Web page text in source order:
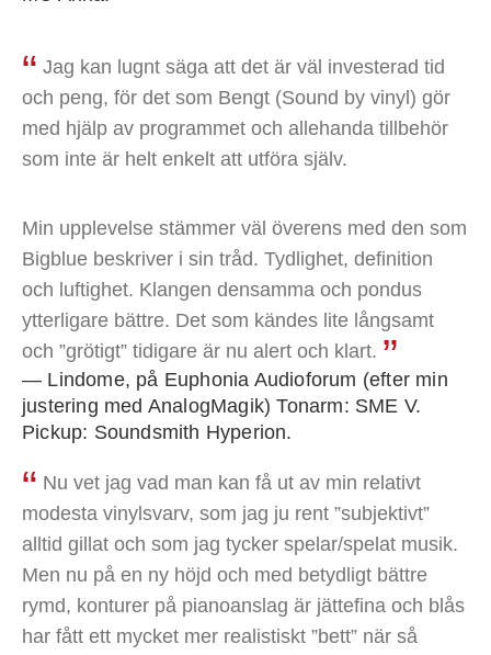
Jag kan lugnt säga att det är väl investerad tid
och peng, för det som Bengt (Sound by vinyl) gör
med hjälp av programmet och allehanda tillbehör
som inte är helt enkelt att utföra själv.
Min upplevelse stämmer väl överens med den som
Bigblue beskriver i sin tråd. Tydlighet, definition
och luftighet. Klangen densamma och pondus
ytterligare bättre. Det som kändes lite långsamt
och ”grötigt” tidigare är nu alert och klart.
— Lindome, på Euphonia Audioforum (efter min
justering med AnalogMagik) Tonarm: SME V.
Pickup: Soundsmith Hyperion.
Nu vet jag vad man kan få ut av min relativt
modesta vinylsvarv, som jag ju rent ”subjektivt”
alltid gillat och som jag tycker spelar/spelat musik.
Men nu på en ny höjd och med betydligt bättre
rymd, konturer på pianoanslag är jättefina och blås
har fått ett mycket mer realistiskt ”bett” när så